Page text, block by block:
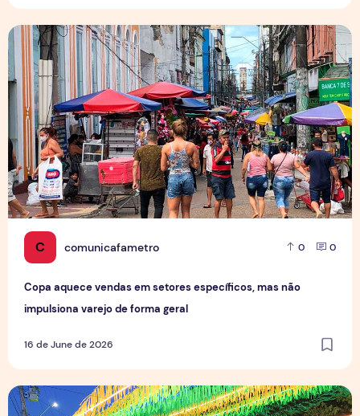
C comunicafametro 0 0
Copa aquece vendas em setores específicos, mas não
impulsiona varejo de forma geral
16 de June de 2026
Copa aquece vendas em setores específicos, mas não
Tradição das Ruas da Copa mobiliza moradores e